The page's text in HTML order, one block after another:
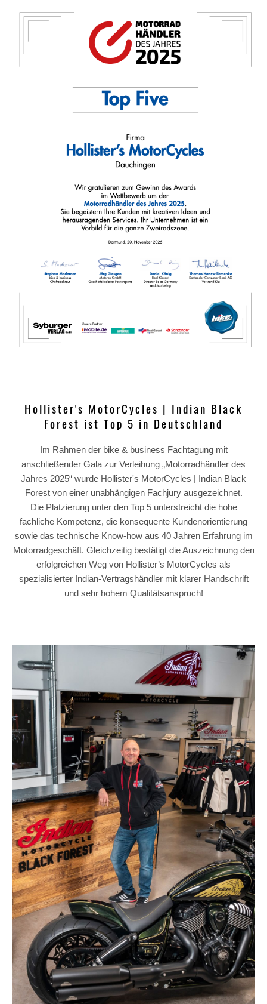
Hollister's MotorCycles | Indian Black
Forest ist Top 5 in Deutschland
Im Rahmen der bike & business Fachtagung mit
anschließender Gala zur Verleihung „Motorradhändler des
Jahres 2025“ wurde Hollister's MotorCycles | Indian Black
Forest von einer unabhängigen Fachjury ausgezeichnet.
Die Platzierung unter den Top 5 unterstreicht die hohe
fachliche Kompetenz, die konsequente Kundenorientierung
sowie das technische Know-how aus 40 Jahren Erfahrung im
Motorradgeschäft. Gleichzeitig bestätigt die Auszeichnung den
erfolgreichen Weg von Hollister’s MotorCycles als
spezialisierter Indian-Vertragshändler mit klarer Handschrift
und sehr hohem Qualitätsanspruch!